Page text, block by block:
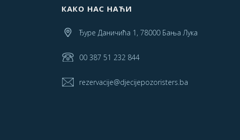
КАКО НАС НАЋИ
Ђуре Даничића 1, 78000 Бања Лука
00 387 51 232 844
rezervacije@djecijepozoristers.ba